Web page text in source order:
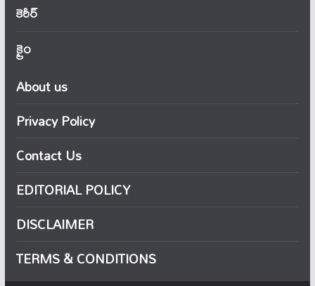
కెరీర్
క్రైం
About us
Privacy Policy
Contact Us
EDITORIAL POLICY
DISCLAIMER
TERMS & CONDITIONS